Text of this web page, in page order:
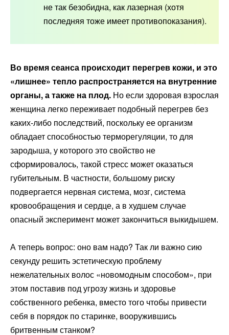
не так безобидна, как лазерная (хотя
последняя тоже имеет противопоказания).
Во время сеанса происходит перегрев кожи, и это
«лишнее» тепло распространяется на внутренние
органы, а также на плод. Но если здоровая взрослая
женщина легко переживает подобный перегрев без
каких-либо последствий, поскольку ее организм
обладает способностью терморегуляции, то для
зародыша, у которого это свойство не
сформировалось, такой стресс может оказаться
губительным. В частности, большому риску
подвергается нервная система, мозг, система
кровообращения и сердце, а в худшем случае
опасный эксперимент может закончиться выкидышем.
А теперь вопрос: оно вам надо? Так ли важно сию
секунду решить эстетическую проблему
нежелательных волос «новомодным способом», при
этом поставив под угрозу жизнь и здоровье
собственного ребенка, вместо того чтобы привести
себя в порядок по старинке, вооружившись
бритвенным станком?